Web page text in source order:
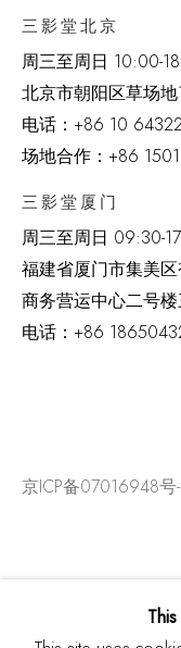
三影堂北京
周三至周日 10:00-
北京市朝阳区草场地
电话： +86 10
场地合作：+86
三影堂厦门
周三至周日 09:30-
福建省厦门市集美
商务营运中心二号
电话： +86
京ICP备07016948号-